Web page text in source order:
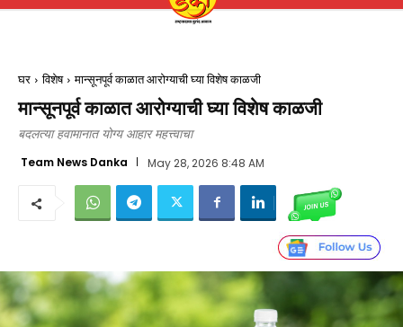
घर विशेष मान्सूनपूर्व काळात आरोग्याची घ्या विशेष काळजी
मान्सूनपूर्व काळात आरोग्याची घ्या विशेष काळजी
बदलत्या हवामानात योग्य आहार महत्त्वाचा
Team News Danka May 28, 2026 8:48 AM